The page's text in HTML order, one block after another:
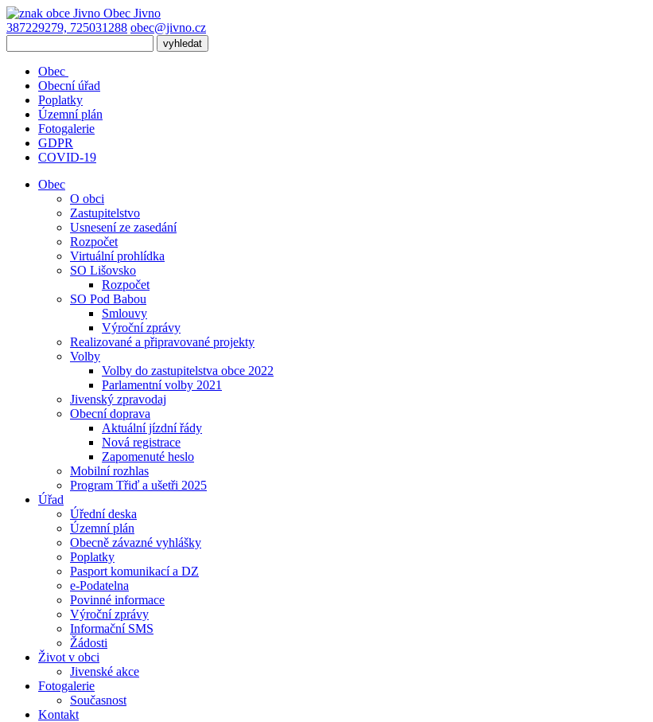
Obec Jivno
387229279, 725031288 obec@jivno.cz
Obec
Obecní úřad
Poplatky
Územní plán
Fotogalerie
GDPR
COVID-19
Obec
O obci
Zastupitelstvo
Usnesení ze zasedání
Rozpočet
Virtuální prohlídka
SO Lišovsko
Rozpočet
SO Pod Babou
Smlouvy
Výroční zprávy
Realizované a připravované projekty
Volby
Volby do zastupitelstva obce 2022
Parlamentní volby 2021
Jivenský zpravodaj
Obecní doprava
Aktuální jízdní řády
Nová registrace
Zapomenuté heslo
Mobilní rozhlas
Program Třiď a ušetři 2025
Úřad
Úřední deska
Územní plán
Obecně závazné vyhlášky
Poplatky
Pasport komunikací a DZ
e-Podatelna
Povinné informace
Výroční zprávy
Informační SMS
Žádosti
Život v obci
Jivenské akce
Fotogalerie
Současnost
Kontakt